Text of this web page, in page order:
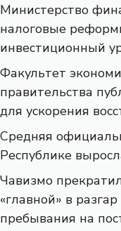
Министерство
налоговые
инвестиционный
Факультет
правительства
для ускорения
Средняя
Республике
Чавизмо
«главной» в
пребывания на